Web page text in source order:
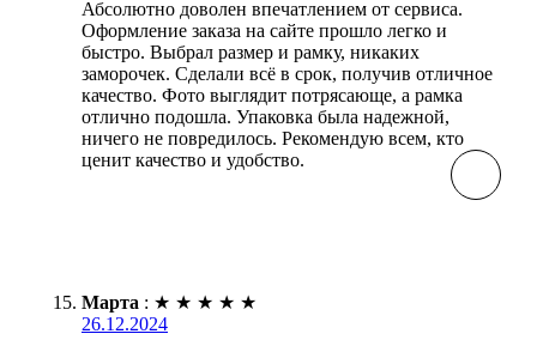
Абсолютно доволен впечатлением от сервиса.
Оформление заказа на сайте прошло легко и
быстро. Выбрал размер и рамку, никаких
заморочек. Сделали всё в срок, получив отличное
качество. Фото выглядит потрясающе, а рамка
отлично подошла. Упаковка была надежной,
ничего не повредилось. Рекомендую всем, кто
ценит качество и удобство.
Марта : ★ ★ ★ ★ ★
26.12.2024